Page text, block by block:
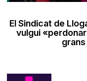
El Sindicat de
vulgui